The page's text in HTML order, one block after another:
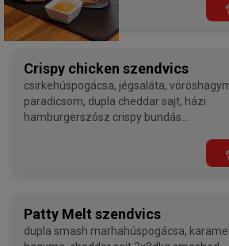
Crispy chicken szendvics
csirkehúspogácsa, jégsaláta, vöröshagyma,
paradicsom, dupla cheddar sajt, házi
hamburgerszósz crispy bundás
Patty Melt szendvics
dupla smash marhahúspogácsa, karamellizált